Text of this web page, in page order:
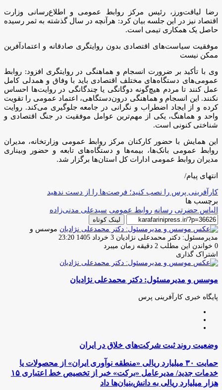
رضا لیاقت‌ورز، رئیس مرکز روابط عمومی و اطلاع‌رسانی وزارت
اقتصاد نیز در این جلسه بیان کرد: هرآنچه در سال گذشته به ثمر رسیده
حاصل یک همکاری تیمی است.
موفقیت سیاست‌های اقتصادی بدون روایتگری صادقانه و اعتمادآفرین
ممکن نیست
وی با تأکید بر ضرورت انسجام و هماهنگی در روایتگری افزود: روابط
عمومی‌های دستگاه‌های مختلف اقتصادی باید با وفاق و همدلی کامل
عمل کنند تا مردم هیچ‌گونه دوگانگی یا چندگانگی در روایت‌ها احساس
نکنند. این انسجام و هماهنگی درون‌دستگاهی، اعتماد عمومی را تقویت
کرده و از ایجاد اضطراب و نگرانی در جامعه جلوگیری می‌کند. روایت
واحد و هماهنگ، یکی از مهم‌ترین عوامل موفقیت در جنگ اقتصادی و
شناختی کنونی است.
این همایش با حضور کارکنان مرکز روابط عمومی وزارتخانه، مدیران
روابط عمومی بانک‌ها، بیمه‌ها و دستگاه‌های تابعه و حضور وبیناری
مدیران روابط عمومی ادارات کل استان‌ها برگزار شد.
انتهای پیام/
کارآفرینی پرس را نصب کنید؛ فرصت‌ها را از دست ندهید
برچسب ها
الیاس حضرتی رسانه روابط عمومی سیدعلی مدنی‌زاده
لینک کوتاه
موسس و
مدیرمسئول: دکتر محمدعلی نژادیان ارسال
ایمیل
3 خرداد 1405 23:20
0 خواندن این مطلب 2 دقیقه زمان میبرد
اشتراک گذاری
فیس
توئیتر
لینکدین
واتس
تلگرام
اشتراک
از
ایمیل
چاپ
موسس و مدیرمسئول: دکتر محمدعلی نژادیان
پایگاه خبری کارآفرینی پرس
وضعیت
روند
ثبت
شرکت‌های
خلاق
در
وضعیت روند ثبت شرکت‌های خلاق در ایران
حمایت
۳۰
میلیارد
ریالی
حمایت ۳۰ میلیارد ریالی «منطقه نوآوری ایران» از محصولات یا
خدمات جدید/ مدیرعامل «برکت» خبر از تخصیص خط اعتباری ۱۵
هزار میلیارد ریالی به دانش‌بنیان‌ها داد